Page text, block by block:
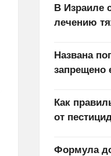
В Израиле
лечению
Названа
запрещено
Как
от
Формула